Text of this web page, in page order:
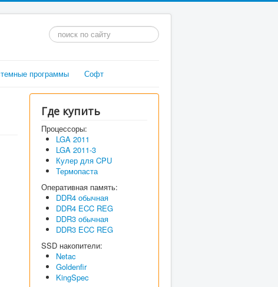
Искать...
программы Софт
Где купить
Процессоры:
LGA 2011
LGA 2011-3
Кулер для CPU
Термопаста
Оперативная память:
DDR4 обычная
DDR4 ECC REG
DDR3 обычная
DDR3 ECC REG
SSD накопители:
Netac
Goldenfir
KingSpec